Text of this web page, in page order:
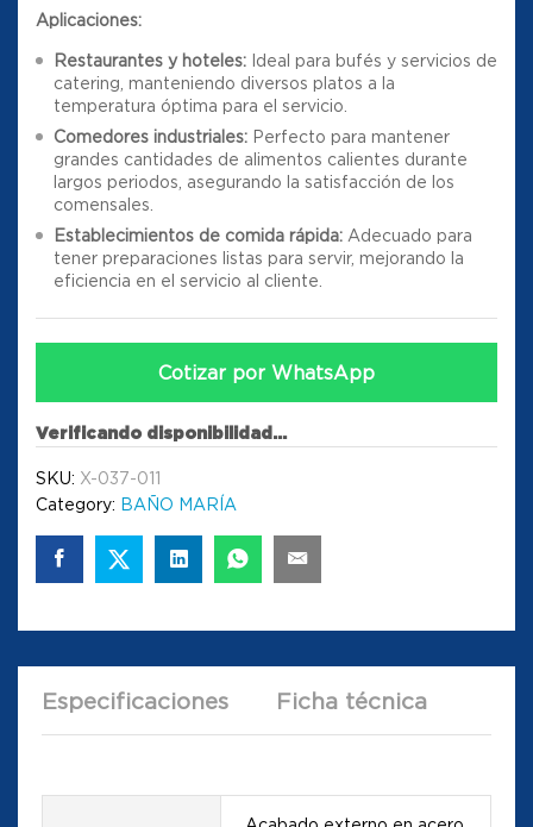
Aplicaciones:
Restaurantes y hoteles: Ideal para bufés y servicios de
catering, manteniendo diversos platos a la
temperatura óptima para el servicio.
Comedores industriales: Perfecto para mantener
grandes cantidades de alimentos calientes durante
largos periodos, asegurando la satisfacción de los
comensales.
Establecimientos de comida rápida: Adecuado para
tener preparaciones listas para servir, mejorando la
eficiencia en el servicio al cliente.
Cotizar por WhatsApp
Verificando disponibilidad...
SKU: X-037-011
Category: BAÑO MARÍA
Especificaciones Ficha técnica